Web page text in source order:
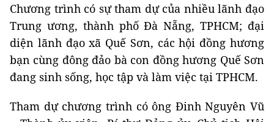
Chương trình có sự tham dự của nhiều lãnh đạo
Trung ương, thành phố Đà Nẵng, TPHCM; đại
diện lãnh đạo xã Quế Sơn, các hội đồng hương
bạn cùng đông đảo bà con đồng hương Quế Sơn
đang sinh sống, học tập và làm việc tại TPHCM.
Tham dự chương trình có ông Đinh Nguyên Vũ